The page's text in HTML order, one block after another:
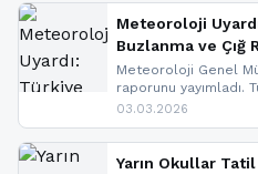
Meteoroloji
Buzlanma ve Çığ
Meteoroloji Genel
raporunu yayımladı.
ve don beklenirken
yapıldı. İşte son
03.03.2026
Yarın Okullar